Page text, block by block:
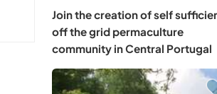
Join the creation of self
off the grid permaculture
community in Central Portugal